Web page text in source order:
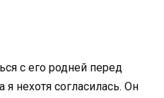
с его родней перед
нехотя согласилась. Он